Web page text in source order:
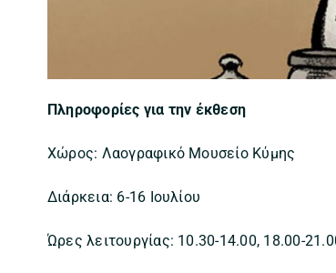
Πληροφορίες για την έκθεση
Χώρος: Λαογραφικό Μουσείο Κύμης
Διάρκεια: 6-16 Ιουλίου
Ώρες λειτουργίας: 10.30-14.00, 18.00-